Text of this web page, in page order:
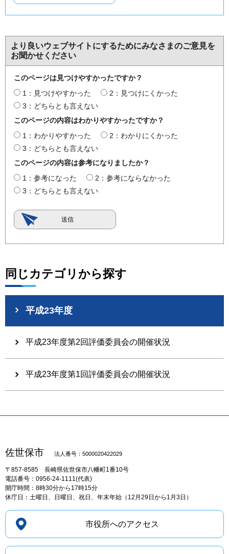
より良いウェブサイトにするためにみなさまのご意見を
お聞かせください
このページは見つけやすかったですか？
1：見つけやすかった
2：見つけにくかった
3：どちらとも言えない
このページの内容はわかりやすかったですか？
1：わかりやすかった
2：わかりにくかった
3：どちらとも言えない
このページの内容は参考になりましたか？
1：参考になった
2：参考にならなかった
3：どちらとも言えない
同じカテゴリから探す
平成23年度
平成23年度第2回評価委員会の開催状況
平成23年度第1回評価委員会の開催状況
佐世保市 法人番号：5000020422029
〒857-8585 長崎県佐世保市八幡町1番10号
電話番号：0956-24-1111(代表)
開庁時間：8時30分から17時15分
休庁日：土曜日、日曜日、祝日、年末年始（12月29日から1月3日）
市役所へのアクセス